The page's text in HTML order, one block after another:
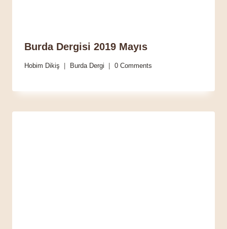
Burda Dergisi 2019 Mayıs
Hobim Dikiş Burda Dergi 0 Comments